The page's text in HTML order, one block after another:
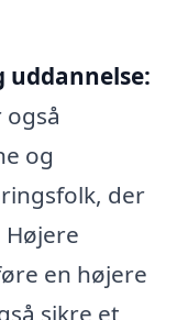
uddannelse:
og
der
Højere
en højere
sikre et